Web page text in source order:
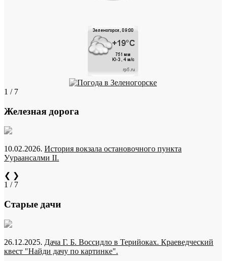
1 / 7
Железная дорога
10.02.2026. История вокзала остановочного пункта
Уураансалми II.
❮ ❯
1 / 7
Старые дачи
26.12.2025. Дача Г. Б. Воссидло в Терийоках. Краеведческий
квест "Найди дачу по картинке".